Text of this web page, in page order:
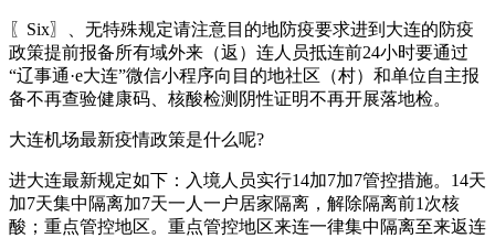
〖Six〗、无特殊规定请注意目的地防疫要求进到大连的防疫
政策提前报备所有域外来（返）连人员抵连前24小时要通过
“辽事通·e大连”微信小程序向目的地社区（村）和单位自主报
备不再查验健康码、核酸检测阴性证明不再开展落地检。
大连机场最新疫情政策是什么呢?
进大连最新规定如下：入境人员实行14加7加7管控措施。14天
加7天集中隔离加7天一人一户居家隔离，解除隔离前1次核
酸；重点管控地区。重点管控地区来连一律集中隔离至来返连